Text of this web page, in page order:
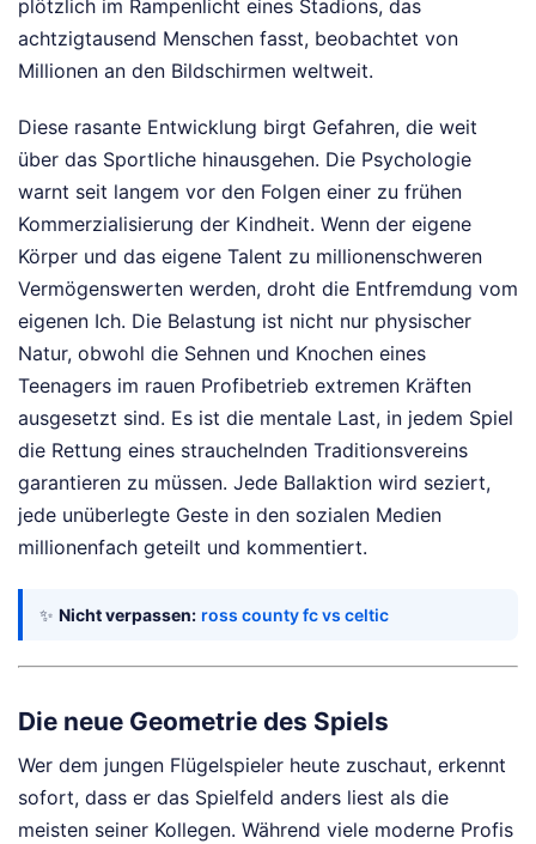
plötzlich im Rampenlicht eines Stadions, das
achtzigtausend Menschen fasst, beobachtet von
Millionen an den Bildschirmen weltweit.
Diese rasante Entwicklung birgt Gefahren, die weit
über das Sportliche hinausgehen. Die Psychologie
warnt seit langem vor den Folgen einer zu frühen
Kommerzialisierung der Kindheit. Wenn der eigene
Körper und das eigene Talent zu millionenschweren
Vermögenswerten werden, droht die Entfremdung vom
eigenen Ich. Die Belastung ist nicht nur physischer
Natur, obwohl die Sehnen und Knochen eines
Teenagers im rauen Profibetrieb extremen Kräften
ausgesetzt sind. Es ist die mentale Last, in jedem Spiel
die Rettung eines strauchelnden Traditionsvereins
garantieren zu müssen. Jede Ballaktion wird seziert,
jede unüberlegte Geste in den sozialen Medien
millionenfach geteilt und kommentiert.
✨ Nicht verpassen: ross county fc vs celtic
Die neue Geometrie des Spiels
Wer dem jungen Flügelspieler heute zuschaut, erkennt
sofort, dass er das Spielfeld anders liest als die
meisten seiner Kollegen. Während viele moderne Profis